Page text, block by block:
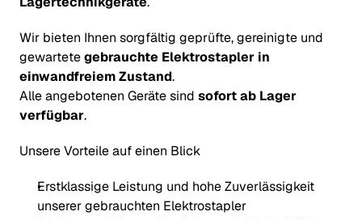
Wir bieten Ihnen sorgfältig geprüfte, gereinigte und
gewartete gebrauchte Elektrostapler in
einwandfreiem Zustand.
Alle angebotenen Geräte sind sofort ab Lager
verfügbar.
Unsere Vorteile auf einen Blick
Erstklassige Leistung und hohe Zuverlässigkeit
unserer gebrauchten Elektrostapler